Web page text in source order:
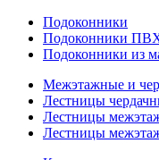
Подоконники
Подоконники
Подоконники из
Межэтажные и
Лестницы
Лестницы
Лестницы